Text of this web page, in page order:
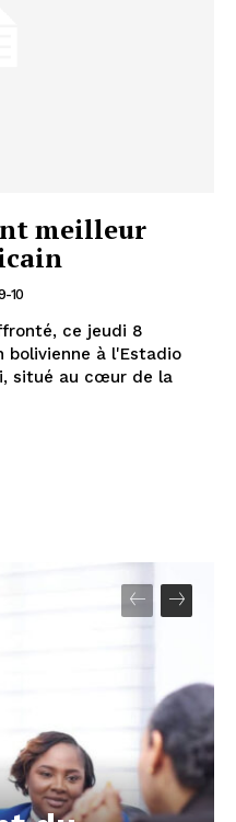
meilleur
10
ce jeudi 8
bolivienne à l'Estadio
situé au cœur de la